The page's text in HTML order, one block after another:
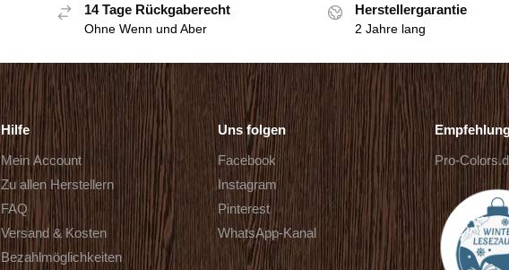
14 Tage Rückgaberecht
Ohne Wenn und Aber
Herstellergarantie
2 Jahre lang
Hilfe
Mein Account
Zu allen Herstellern
FAQ
Versand & Kosten
Bezahlmöglichkeiten
Uns folgen
Facebook
Instagram
Pinterest
WhatsApp-Kanal
Pro-